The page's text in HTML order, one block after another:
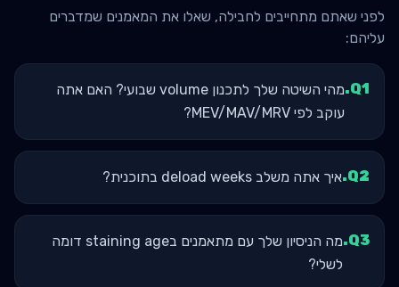
לפני שאתם מתחייבים לחבילה, שאלו את המאמנים שמדברים
עליהם:
Q1
.
מהי השיטה שלך לתכנון volume שבועי? האם אתה
עוקב לפי MEV/MAV/MRV?
Q2
.איך אתה משלב deload weeks בתוכנית?
Q3
.
מה הניסיון שלך עם מתאמנים בstaining age דומה
לשלי?